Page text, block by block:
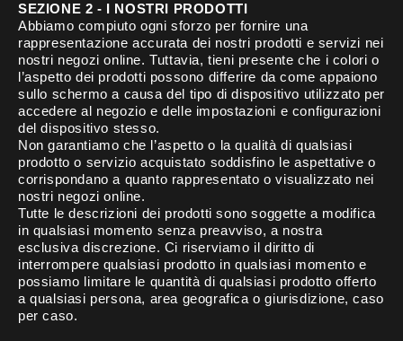
SEZIONE 2 - I NOSTRI PRODOTTI
Abbiamo compiuto ogni sforzo per fornire una
rappresentazione accurata dei nostri prodotti e servizi nei
nostri negozi online. Tuttavia, tieni presente che i colori o
l’aspetto dei prodotti possono differire da come appaiono
sullo schermo a causa del tipo di dispositivo utilizzato per
accedere al negozio e delle impostazioni e configurazioni
del dispositivo stesso.
Non garantiamo che l’aspetto o la qualità di qualsiasi
prodotto o servizio acquistato soddisfino le aspettative o
corrispondano a quanto rappresentato o visualizzato nei
nostri negozi online.
Tutte le descrizioni dei prodotti sono soggette a modifica
in qualsiasi momento senza preavviso, a nostra
esclusiva discrezione. Ci riserviamo il diritto di
interrompere qualsiasi prodotto in qualsiasi momento e
possiamo limitare le quantità di qualsiasi prodotto offerto
a qualsiasi persona, area geografica o giurisdizione, caso
per caso.